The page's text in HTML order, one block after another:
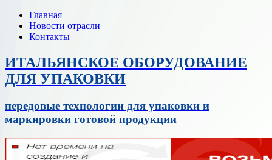
Главная
Новости отрасли
Контакты
ИТАЛЬЯНСКОЕ ОБОРУДОВАНИЕ
ДЛЯ УПАКОВКИ
передовые технологии для упаковки и
маркировки готовой продукции